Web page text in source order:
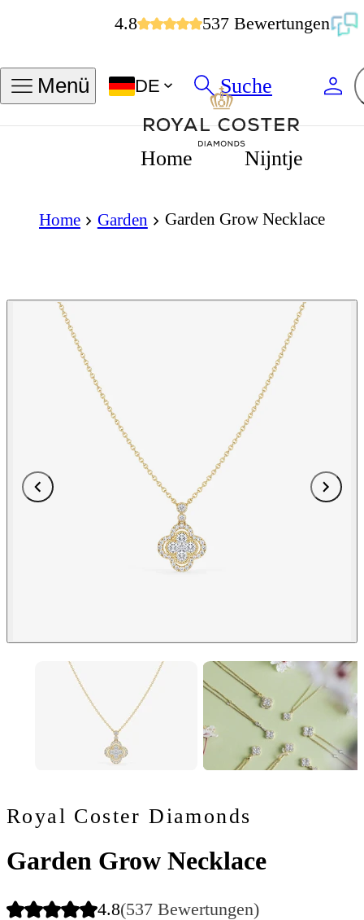
4.8 537 Bewertungen
Menü DE Suche
Home Nijntje
Home Garden Garden Grow Necklace
Royal Coster Diamonds
Garden Grow Necklace
4.8(537 Bewertungen)